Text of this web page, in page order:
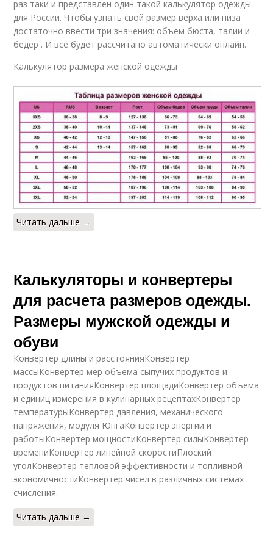
раз таки и представлен один такой калькулятор одежды
для России. Чтобы узнать свой размер верха или низа
достаточно ввести три значения: объём бюста, талии и
бедер . И всё будет рассчитано автоматически онлайн.
Калькулятор размера женской одежды
Читать дальше →
Калькуляторы и конвертеры
для расчета размеров одежды.
Размеры мужской одежды и
обуви
Конвертер длины и расстоянияКонвертер
массыКонвертер мер объема сыпучих продуктов и
продуктов питанияКонвертер площадиКонвертер объема
и единиц измерения в кулинарных рецептахКонвертер
температурыКонвертер давления, механического
напряжения, модуля ЮнгаКонвертер энергии и
работыКонвертер мощностиКонвертер силыКонвертер
времениКонвертер линейной скоростиПлоский
уголКонвертер тепловой эффективности и топливной
экономичностиКонвертер чисел в различных системах
счисления.
Читать дальше →